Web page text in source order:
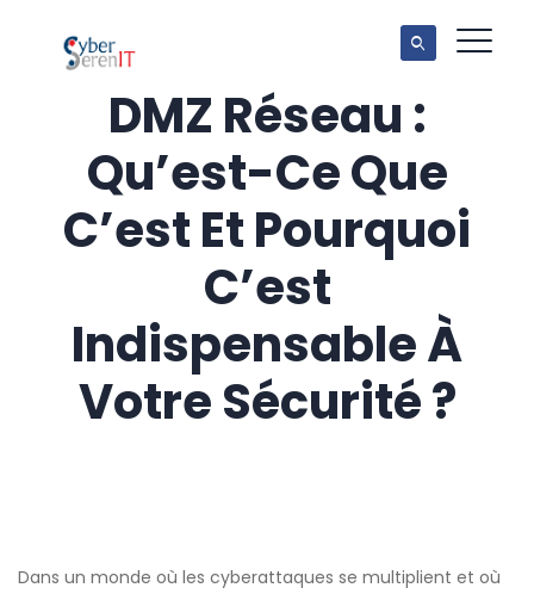
DMZ Réseau :
Qu’est-Ce Que
C’est Et Pourquoi
C’est
Indispensable À
Votre Sécurité ?
Dans un monde où les cyberattaques se multiplient et où